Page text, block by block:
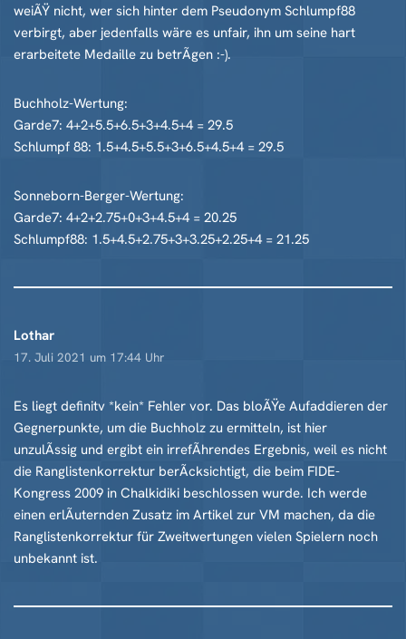
weiÃŸ nicht, wer sich hinter dem Pseudonym Schlumpf88
verbirgt, aber jedenfalls wäre es unfair, ihn um seine hart
erarbeitete Medaille zu betrÃgen :-).
Buchholz-Wertung:
Garde7: 4+2+5.5+6.5+3+4.5+4 = 29.5
Schlumpf 88: 1.5+4.5+5.5+3+6.5+4.5+4 = 29.5
Sonneborn-Berger-Wertung:
Garde7: 4+2+2.75+0+3+4.5+4 = 20.25
Schlumpf88: 1.5+4.5+2.75+3+3.25+2.25+4 = 21.25
Lothar
17. Juli 2021 um 17:44 Uhr
Es liegt definitv *kein* Fehler vor. Das bloÃŸe Aufaddieren der
Gegnerpunkte, um die Buchholz zu ermitteln, ist hier
unzulÃssig und ergibt ein irrefÃhrendes Ergebnis, weil es nicht
die Ranglistenkorrektur berÃcksichtigt, die beim FIDE-
Kongress 2009 in Chalkidiki beschlossen wurde. Ich werde
einen erlÃuternden Zusatz im Artikel zur VM machen, da die
Ranglistenkorrektur für Zweitwertungen vielen Spielern noch
unbekannt ist.